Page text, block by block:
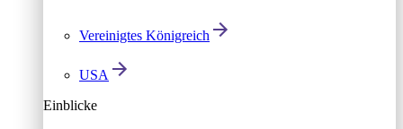
Vereinigtes Königreich
USA
Einblicke